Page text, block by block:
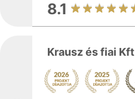
8.1
Krausz és fiai Kft